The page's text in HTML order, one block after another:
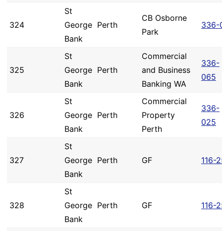
324
St
George
Bank
Perth
CB Osborne
Park
336-
325
St
George
Bank
Perth
Commercial
and Business
Banking WA
336-
065
326
St
George
Bank
Perth
Commercial
Property
Perth
336-
025
327
St
George
Bank
Perth GF 116-
328
St
George
Bank
Perth GF 116-